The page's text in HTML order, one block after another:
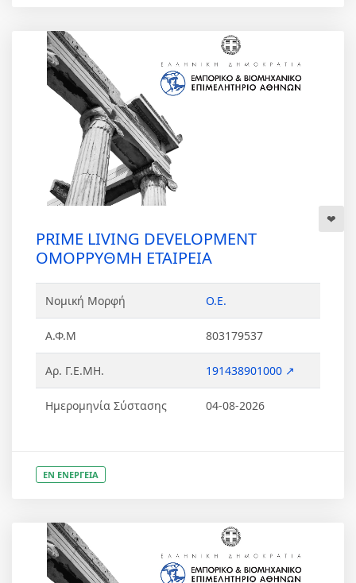
PRIME LIVING DEVELOPMENT
ΟΜΟΡΡΥΘΜΗ ΕΤΑΙΡΕΙΑ
Νομική Μορφή Ο.Ε.
Α.Φ.Μ 803179537
Αρ. Γ.Ε.ΜΗ. 191438901000 ↗
Ημερομηνία Σύστασης 04-08-2026
ΕΝ ΕΝΕΡΓΕΙΑ